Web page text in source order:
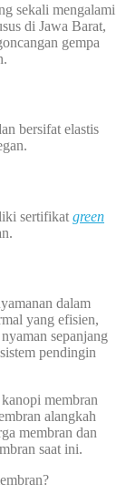
sekali mengalami
di Jawa Barat,
gempa
bersifat elastis
sertifikat green
dalam
yang efisien,
sepanjang
pendingin
membran
alangkah
membran dan
saat ini.